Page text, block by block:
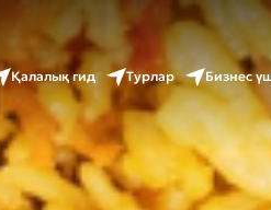
Қалалық гид Турлар Бизнес